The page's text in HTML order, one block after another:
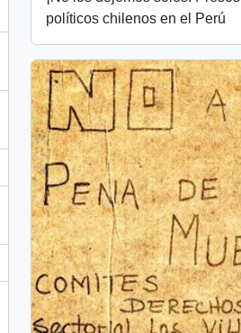
políticos chilenos en el Perú